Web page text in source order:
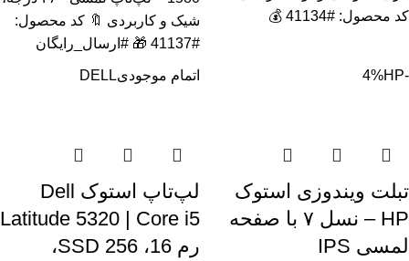
کد محصول: #41134 💰
شیک و کاربردی 🔖 کد محصول:
#41137 🎁 #ارسال_رایگان
-4%
HP
تبلت ویندوزی استوک
HP – نسل ۷ با صفحه
لمسی IPS
اتمام موجودیDELL
لپ‌تاپ استوک Dell
Latitude 5320 | Core i5
رم 16، SSD 256،